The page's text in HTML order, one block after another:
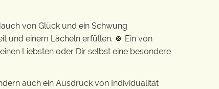
von Glück und ein Schwung
und einem Lächeln erfüllen. 🍀 Ein von
Liebsten oder Dir selbst eine besondere
auch ein Ausdruck von Individualität